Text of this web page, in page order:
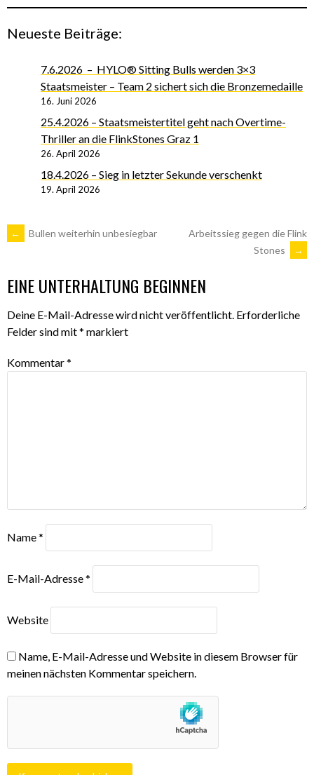
Neueste Beiträge:
7.6.2026 – HYLO® Sitting Bulls werden 3×3
Staatsmeister – Team 2 sichert sich die Bronzemedaille
16. Juni 2026
25.4.2026 – Staatsmeistertitel geht nach Overtime-
Thriller an die FlinkStones Graz 1
26. April 2026
18.4.2026 – Sieg in letzter Sekunde verschenkt
19. April 2026
ARTIKEL-
NAVIGATION
← Bullen weiterhin unbesiegbar
Arbeitssieg gegen die Flink
Stones
→
EINE UNTERHALTUNG BEGINNEN
Deine E-Mail-Adresse wird nicht veröffentlicht. Erforderliche
Felder sind mit* markiert
Kommentar*
Name*
E-Mail-Adresse*
Website
Name, E-Mail-Adresse und Website in diesem Browser für
meinen nächsten Kommentar speichern.